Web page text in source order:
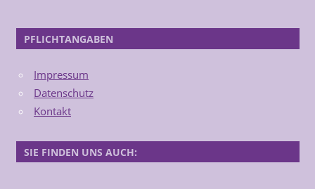
PFLICHTANGABEN
Impressum
Datenschutz
Kontakt
SIE FINDEN UNS AUCH: